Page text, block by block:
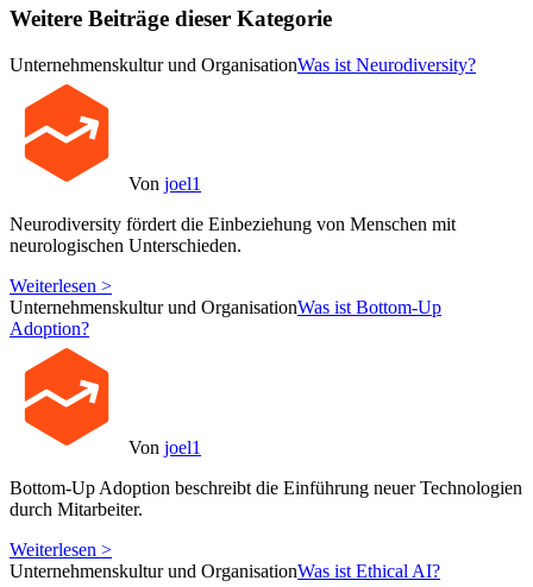
Weitere Beiträge dieser Kategorie
Unternehmenskultur und OrganisationWas ist Neurodiversity?
Von joel1
Neurodiversity fördert die Einbeziehung von Menschen mit
neurologischen Unterschieden.
Weiterlesen >
Unternehmenskultur und OrganisationWas ist Bottom-Up
Adoption?
Von joel1
Bottom-Up Adoption beschreibt die Einführung neuer Technologien
durch Mitarbeiter.
Weiterlesen >
Unternehmenskultur und OrganisationWas ist Ethical AI?